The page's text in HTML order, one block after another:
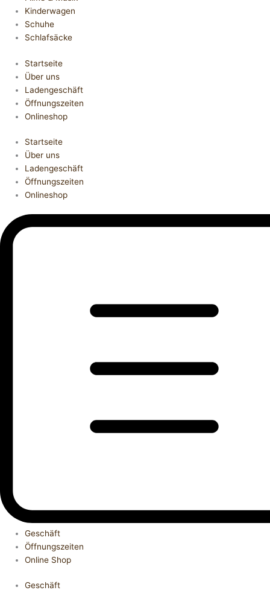
Kinderwagen
Schuhe
Schlafsäcke
Startseite
Über uns
Ladengeschäft
Öffnungszeiten
Onlineshop
Startseite
Über uns
Ladengeschäft
Öffnungszeiten
Onlineshop
Geschäft
Öffnungszeiten
Online Shop
Geschäft